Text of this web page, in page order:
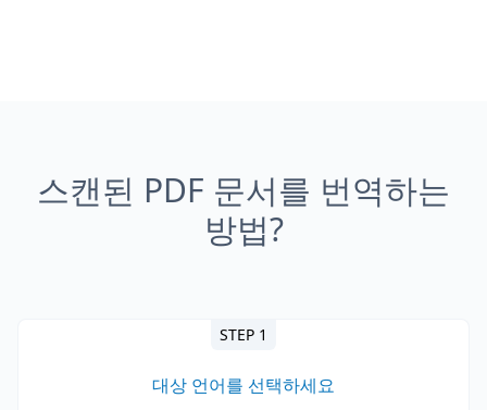
스캔된 PDF 문서를 번역하는
방법?
STEP 1
대상 언어를 선택하세요